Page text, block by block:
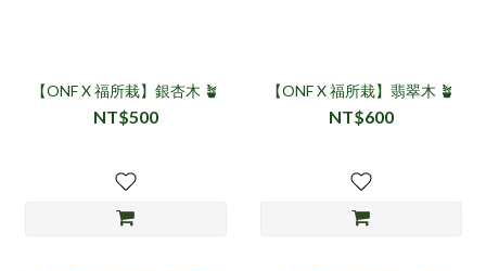
【ONF X 福所栽】銀杏木 🪴
NT$500
【ONF X 福所栽】翡翠木 🪴
NT$600